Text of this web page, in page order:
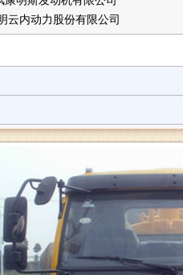
云内动力股份有限公司